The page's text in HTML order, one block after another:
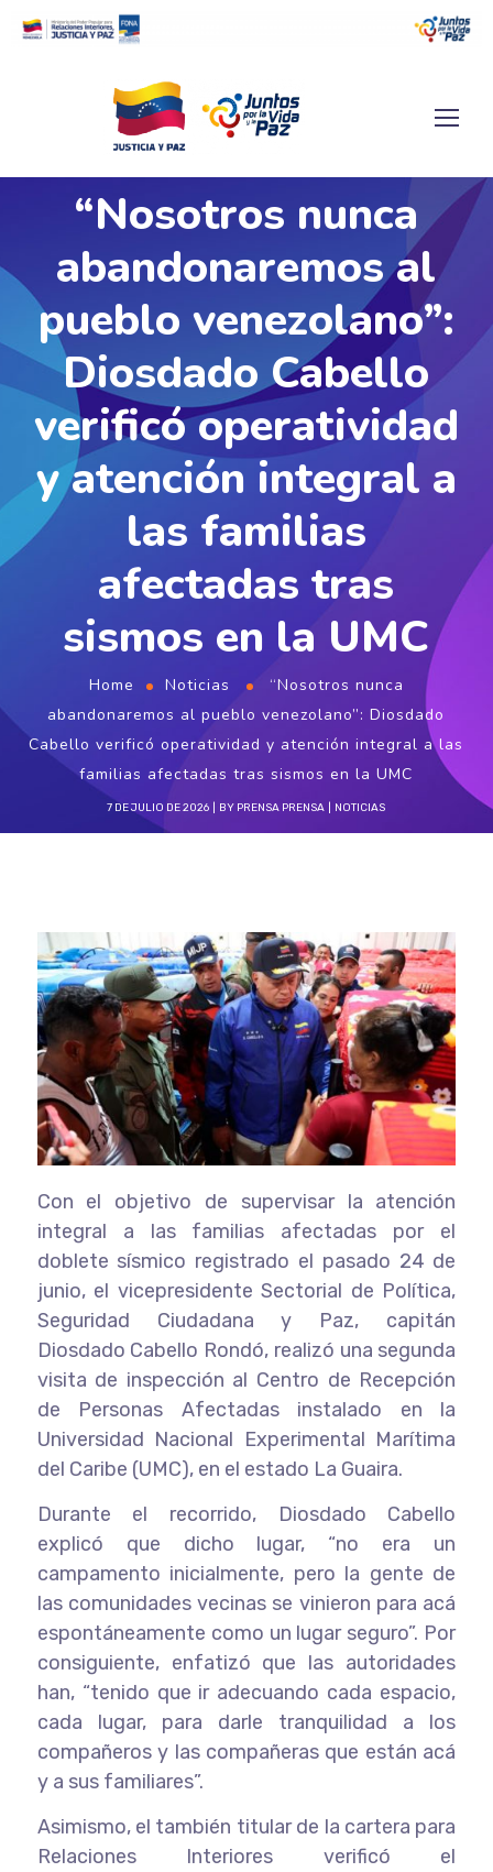
“Nosotros nunca
abandonaremos al
pueblo venezolano”:
Diosdado Cabello
verificó operatividad
y atención integral a
las familias
afectadas tras
sismos en la UMC
Home Noticias
“Nosotros nunca
abandonaremos al pueblo venezolano”: Diosdado
Cabello verificó operatividad y atención integral a las
familias afectadas tras sismos en la UMC
7 DE JULIO DE 2026 BY PRENSA PRENSA NOTICIAS
Con el objetivo de supervisar la atención
integral a las familias afectadas por el
doblete sísmico registrado el pasado 24 de
junio, el vicepresidente Sectorial de Política,
Seguridad Ciudadana y Paz, capitán
Diosdado Cabello Rondó, realizó una segunda
visita de inspección al Centro de Recepción
de Personas Afectadas instalado en la
Universidad Nacional Experimental Marítima
del Caribe (UMC), en el estado La Guaira.
Durante el recorrido, Diosdado Cabello
explicó que dicho lugar, “no era un
campamento inicialmente, pero la gente de
las comunidades vecinas se vinieron para acá
espontáneamente como un lugar seguro”. Por
consiguiente, enfatizó que las autoridades
han, “tenido que ir adecuando cada espacio,
cada lugar, para darle tranquilidad a los
compañeros y las compañeras que están acá
y a sus familiares”.
Asimismo, el también titular de la cartera para
Relaciones Interiores verificó el